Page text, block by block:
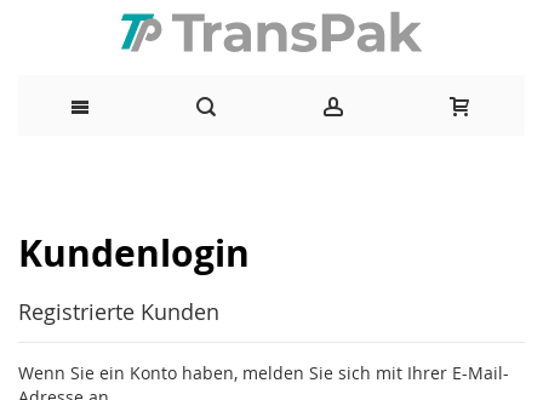
Inhalt
Kundenlogin
Registrierte Kunden
Wenn Sie ein Konto haben, melden Sie sich mit Ihrer E-Mail-